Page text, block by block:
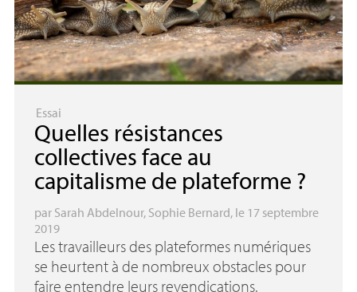
Essai
Quelles résistances
collectives face au
capitalisme de plateforme ?
par Sarah Abdelnour, Sophie Bernard, le 17 septembre
2019
Les travailleurs des plateformes numériques
se heurtent à de nombreux obstacles pour
faire entendre leurs revendications.